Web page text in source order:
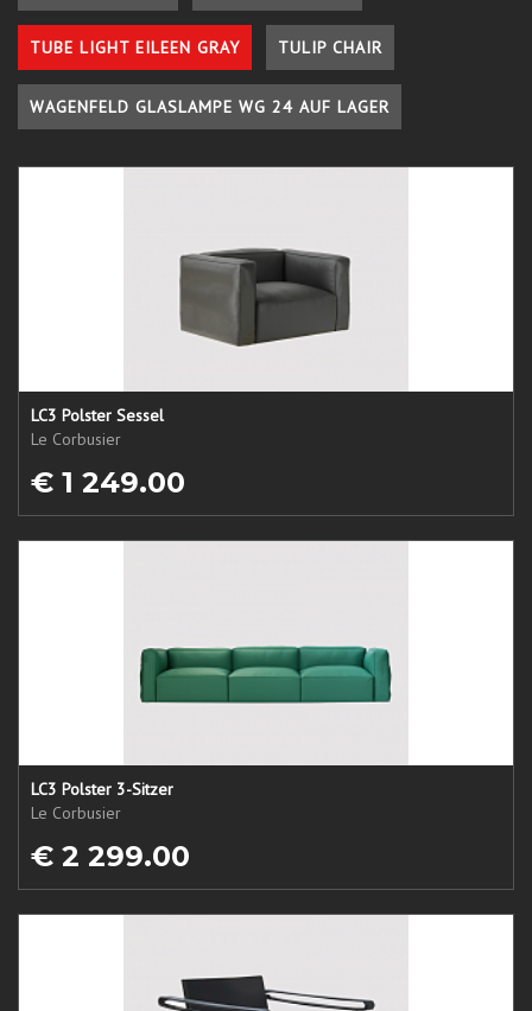
TUBE LIGHT EILEEN GRAY TULIP CHAIR
WAGENFELD GLASLAMPE WG 24 AUF LAGER
LC3 Polster Sessel
Le Corbusier
€ 1 249.00
LC3 Polster 3-Sitzer
Le Corbusier
€ 2 299.00